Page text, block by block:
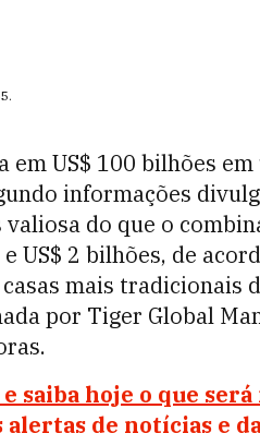
.
em US$ 100 bilhões
informações
do que o
US$ 2 bilhões, de
casas mais tradicionais
por Tiger Global
saiba hoje o que
alertas de notícias e